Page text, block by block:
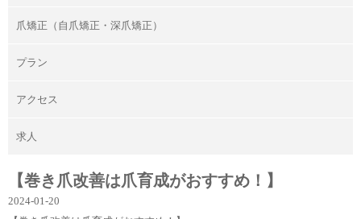
爪矯正（自爪矯正・深爪矯正）
プラン
アクセス
求人
【巻き爪改善は爪育成がおすすめ！】
2024-01-20